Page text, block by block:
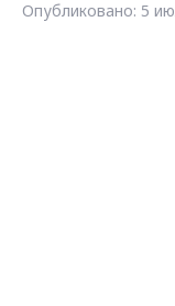
Опубликовано: 5